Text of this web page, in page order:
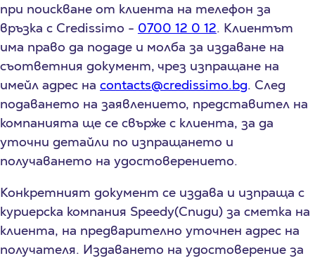
при поискване от клиента на телефон за
връзка с Credissimo - 0700 12 0 12. Клиентът
има право да подаде и молба за издаване на
съответния документ, чрез изпращане на
имейл адрес на contacts@credissimo.bg. След
подаването на заявлението, представител на
компанията ще се свърже с клиента, за да
уточни детайли по изпращането и
получаването на удостоверението.
Конкретният документ се издава и изпраща с
куриерска компания Speedy(Спиди) за сметка на
клиента, на предварително уточнен адрес на
получателя. Издаването на удостоверение за